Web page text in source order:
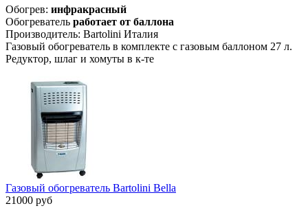
Обогрев: инфракрасный
Обогреватель работает от баллона
Производитель: Bartolini Италия
Газовый обогреватель в комплекте с газовым баллоном 27 л.
Редуктор, шлаг и хомуты в к-те
Газовый обогреватель Bartolini Bella
21000 руб